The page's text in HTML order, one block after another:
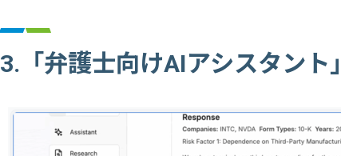
3.「弁護士向けAIアシスタント」